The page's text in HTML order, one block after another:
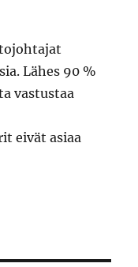
Lähes 90 %
vastustaa
eivät asiaa